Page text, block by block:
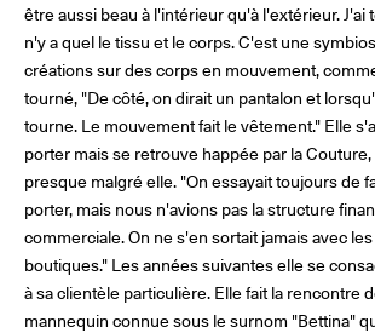
être aussi beau à l'intérieur qu'à l'extérieur. J'ai
n'y a quel le tissu et le corps. C'est une
créations sur des corps en mouvement,
tourné, "De côté, on dirait un pantalon et
tourne. Le mouvement fait le vêtement." Elle
porter mais se retrouve happée par la
presque malgré elle. "On essayait toujours de
porter, mais nous n'avions pas la structure
commerciale. On ne s'en sortait jamais avec
boutiques." Les années suivantes elle se
à sa clientèle particulière. Elle fait la rencontre
mannequin connue sous le surnom "Bettina"